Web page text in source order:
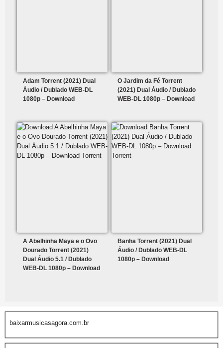
Adam Torrent (2021) Dual
Áudio / Dublado WEB-DL
1080p – Download
O Jardim da Fé Torrent
(2021) Dual Áudio / Dublado
WEB-DL 1080p – Download
A Abelhinha Maya e o Ovo
Dourado Torrent (2021)
Dual Áudio 5.1 / Dublado
WEB-DL 1080p – Download
Banha Torrent (2021) Dual
Áudio / Dublado WEB-DL
1080p – Download
baixarmusicasagora.com.br